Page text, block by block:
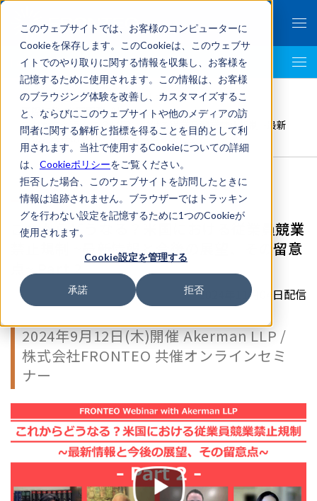
このウェブサイトでは、お客様のコンピューターに
Cookieを保存します。このCookieは、このウェブサ
イトでのやり取りに関する情報を収集し、お客様を
記憶するために使用されます。この情報は、お客様
のブラウジング体験を改善し、カスタマイズするこ
と、ならびにこのウェブサイトや他のメディアの訪
問者に関する解析と指標を得ることを目的として利
用されます。当社で使用するCookieについての詳細
は、 Cookieポリシーをご覧ください。
拒否した場合、このウェブサイトを訪問したときに
情報は追跡されません。ブラウザーではトラッキン
グを行わない設定を記憶するために1つのCookieが
使用されます。
Cookie設定を管理する
承諾 拒否
LegalTech AI Top
FRONTEO Legal Link Portal >
国際法務,米国関連, Akerman >
これからどうなる？米国における従業員競業禁止規制 ~最新
情報と今後の展望、その留意点~ Part 2
これからどうなる？米国における従業員競業
禁止規制 ~最新情報と今後の展望、その留意
点~ Part 2
2024年11月04日配信
2024年9月12日(木)開催 Akerman LLP /
株式会社FRONTEO 共催オンラインセミ
ナー